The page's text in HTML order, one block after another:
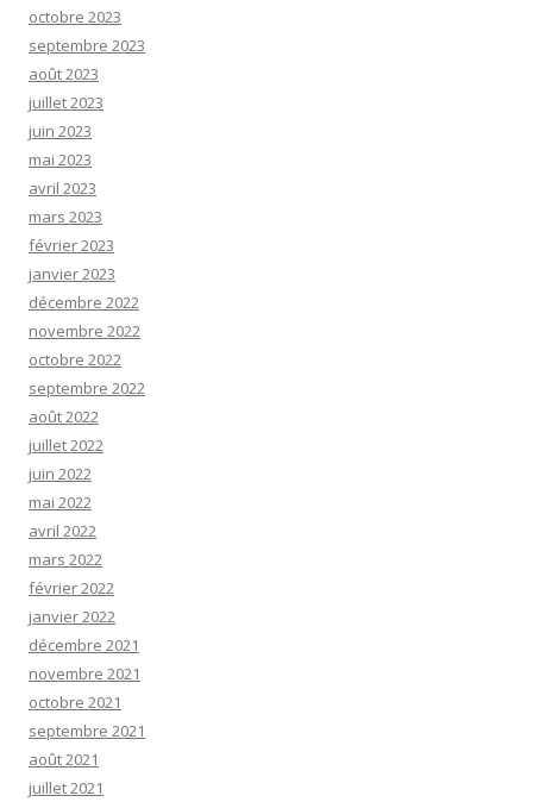
octobre 2023
septembre 2023
août 2023
juillet 2023
juin 2023
mai 2023
avril 2023
mars 2023
février 2023
janvier 2023
décembre 2022
novembre 2022
octobre 2022
septembre 2022
août 2022
juillet 2022
juin 2022
mai 2022
avril 2022
mars 2022
février 2022
janvier 2022
décembre 2021
novembre 2021
octobre 2021
septembre 2021
août 2021
juillet 2021